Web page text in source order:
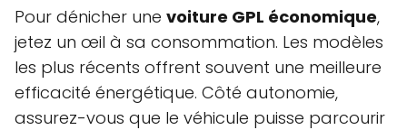
Pour dénicher une voiture GPL économique,
jetez un œil à sa consommation. Les modèles
les plus récents offrent souvent une meilleure
efficacité énergétique. Côté autonomie,
assurez-vous que le véhicule puisse parcourir